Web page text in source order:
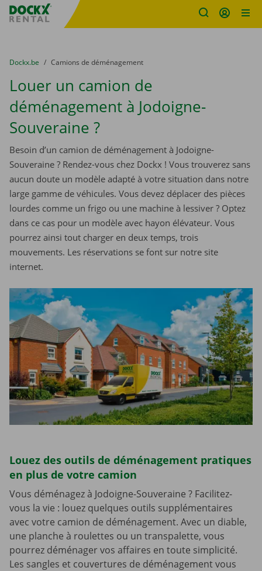
sitename
You are here:
du
Dockx.be to
Camions de déménagement
Louer un camion de
déménagement à Jodoigne-
Souveraine ?
Besoin d’un camion de déménagement à Jodoigne-
Souveraine ? Rendez-vous chez Dockx ! Vous trouverez sans
aucun doute un modèle adapté à votre situation dans notre
large gamme de véhicules. Vous devez déplacer des pièces
lourdes comme un frigo ou une machine à lessiver ? Optez
dans ce cas pour un modèle avec hayon élévateur. Vous
pourrez ainsi tout charger en deux temps, trois
mouvements. Les réservations se font sur notre site
internet.
Louez des outils de déménagement pratiques
en plus de votre camion
Vous déménagez à Jodoigne-Souveraine ? Facilitez-
vous la vie : louez quelques outils supplémentaires
avec votre camion de déménagement. Avec un diable,
une planche à roulettes ou un transpalette, vous
pourrez déménager vos affaires en toute simplicité.
Les sangles et couvertures de déménagement vous